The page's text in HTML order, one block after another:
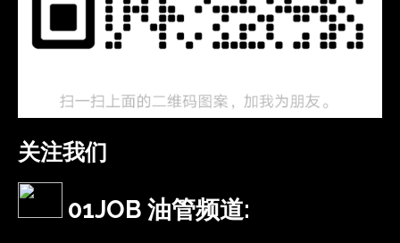
关注我们
01JOB 油管频道: